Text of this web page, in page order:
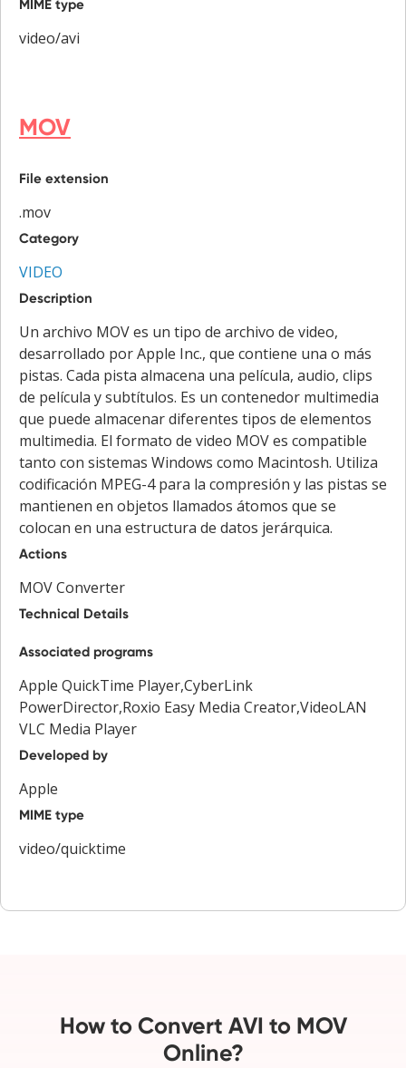
MIME type
video/avi
MOV
File extension
.mov
Category
VIDEO
Description
Un archivo MOV es un tipo de archivo de video,
desarrollado por Apple Inc., que contiene una o más
pistas. Cada pista almacena una película, audio, clips
de película y subtítulos. Es un contenedor multimedia
que puede almacenar diferentes tipos de elementos
multimedia. El formato de video MOV es compatible
tanto con sistemas Windows como Macintosh. Utiliza
codificación MPEG-4 para la compresión y las pistas se
mantienen en objetos llamados átomos que se
colocan en una estructura de datos jerárquica.
Actions
MOV Converter
Technical Details
Associated programs
Apple QuickTime Player,CyberLink
PowerDirector,Roxio Easy Media Creator,VideoLAN
VLC Media Player
Developed by
Apple
MIME type
video/quicktime
How to Convert AVI to MOV
Online?